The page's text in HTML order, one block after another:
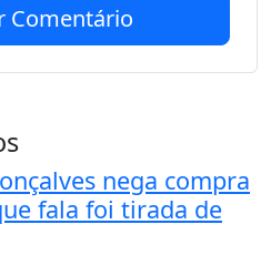
Comentário
nega compra
fala foi tirada de